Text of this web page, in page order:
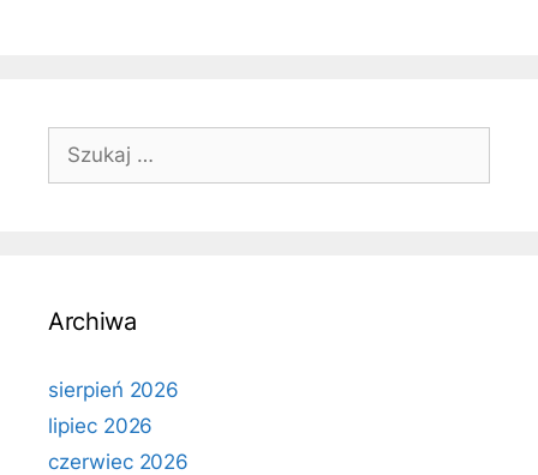
Szukaj:
Archiwa
sierpień 2026
lipiec 2026
czerwiec 2026